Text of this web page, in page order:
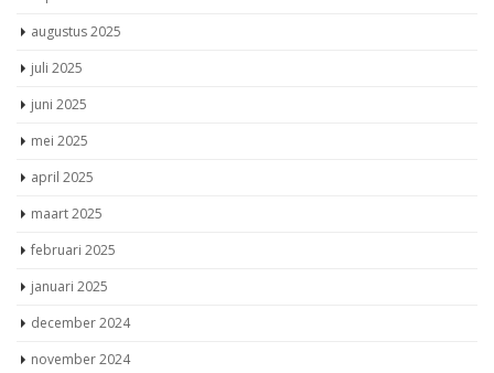
augustus 2025
juli 2025
juni 2025
mei 2025
april 2025
maart 2025
februari 2025
januari 2025
december 2024
november 2024